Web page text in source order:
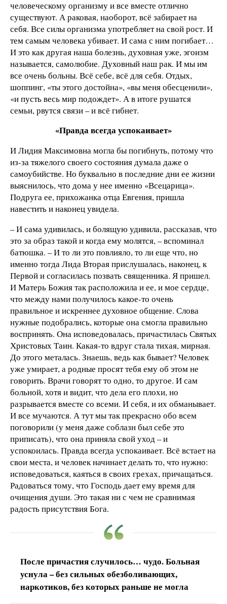
человеческому организму и все вместе отлично
существуют. А раковая, наоборот, всё забирает на
себя. Все силы организма употребляет на свой рост. И
тем самым человека убивает. И сама с ним погибает…
И это как другая наша болезнь, духовная уже, эгоизм
называется, самолюбие. Духовный наш рак. И мы им
все очень больны. Всё себе, всё для себя. Отдых,
шоппинг, «ты этого достойна», «вы меня обесценили»,
«и пусть весь мир подождет». А в итоге рушатся
семьи, рвутся связи – и всё гибнет.
«Правда всегда успокаивает»
И Лидия Максимовна могла бы погибнуть, потому что
из-за тяжелого своего состояния думала даже о
самоубийстве. Но буквально в последние дни ее жизни
выяснилось, что дома у нее именно «Всецарица».
Подруга ее, прихожанка отца Евгения, пришла
навестить и наконец увидела.
– И сама удивилась, и болящую удивила, рассказав, что
это за образ такой и когда ему молятся, – вспоминал
батюшка. – И то ли это повлияло, то ли еще что, но
именно тогда Лида Вторая прислушалась, наконец, к
Первой и согласилась позвать священника. Я пришел.
И Матерь Божия так расположила и ее, и мое сердце,
что между нами получилось какое-то очень
правильное и искреннее духовное общение. Слова
нужные подобрались, которые она смогла правильно
воспринять. Она исповедовалась, причастилась Святых
Христовых Таин. Какая-то вдруг стала тихая, мирная.
До этого металась. Знаешь, ведь как бывает? Человек
уже умирает, а родные просят тебя ему об этом не
говорить. Врачи говорят то одно, то другое. И сам
больной, хотя и видит, что дела его плохи, но
разрывается вместе со всеми. И себя, и их обманывает.
И все мучаются. А тут мы так прекрасно обо всем
поговорили (у меня даже соблазн был себе это
приписать), что она приняла свой уход – и
успокоилась. Правда всегда успокаивает. Всё встает на
свои места, и человек начинает делать то, что нужно:
исповедоваться, каяться в своих грехах, причащаться.
Радоваться тому, что Господь дает ему время для
очищения души. Это такая ни с чем не сравнимая
радость присутствия Бога.
После причастия случилось… чудо. Больная
уснула – без сильных обезболивающих,
наркотиков, без которых раньше не могла